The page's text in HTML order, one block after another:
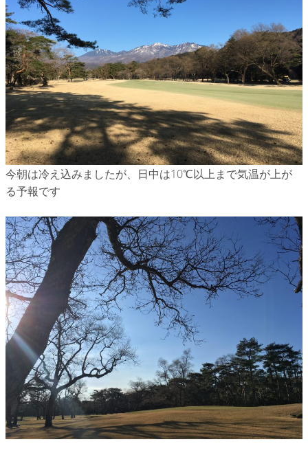
今朝は冷え込みましたが、日中は10℃以上まで気温が上が
る予報です